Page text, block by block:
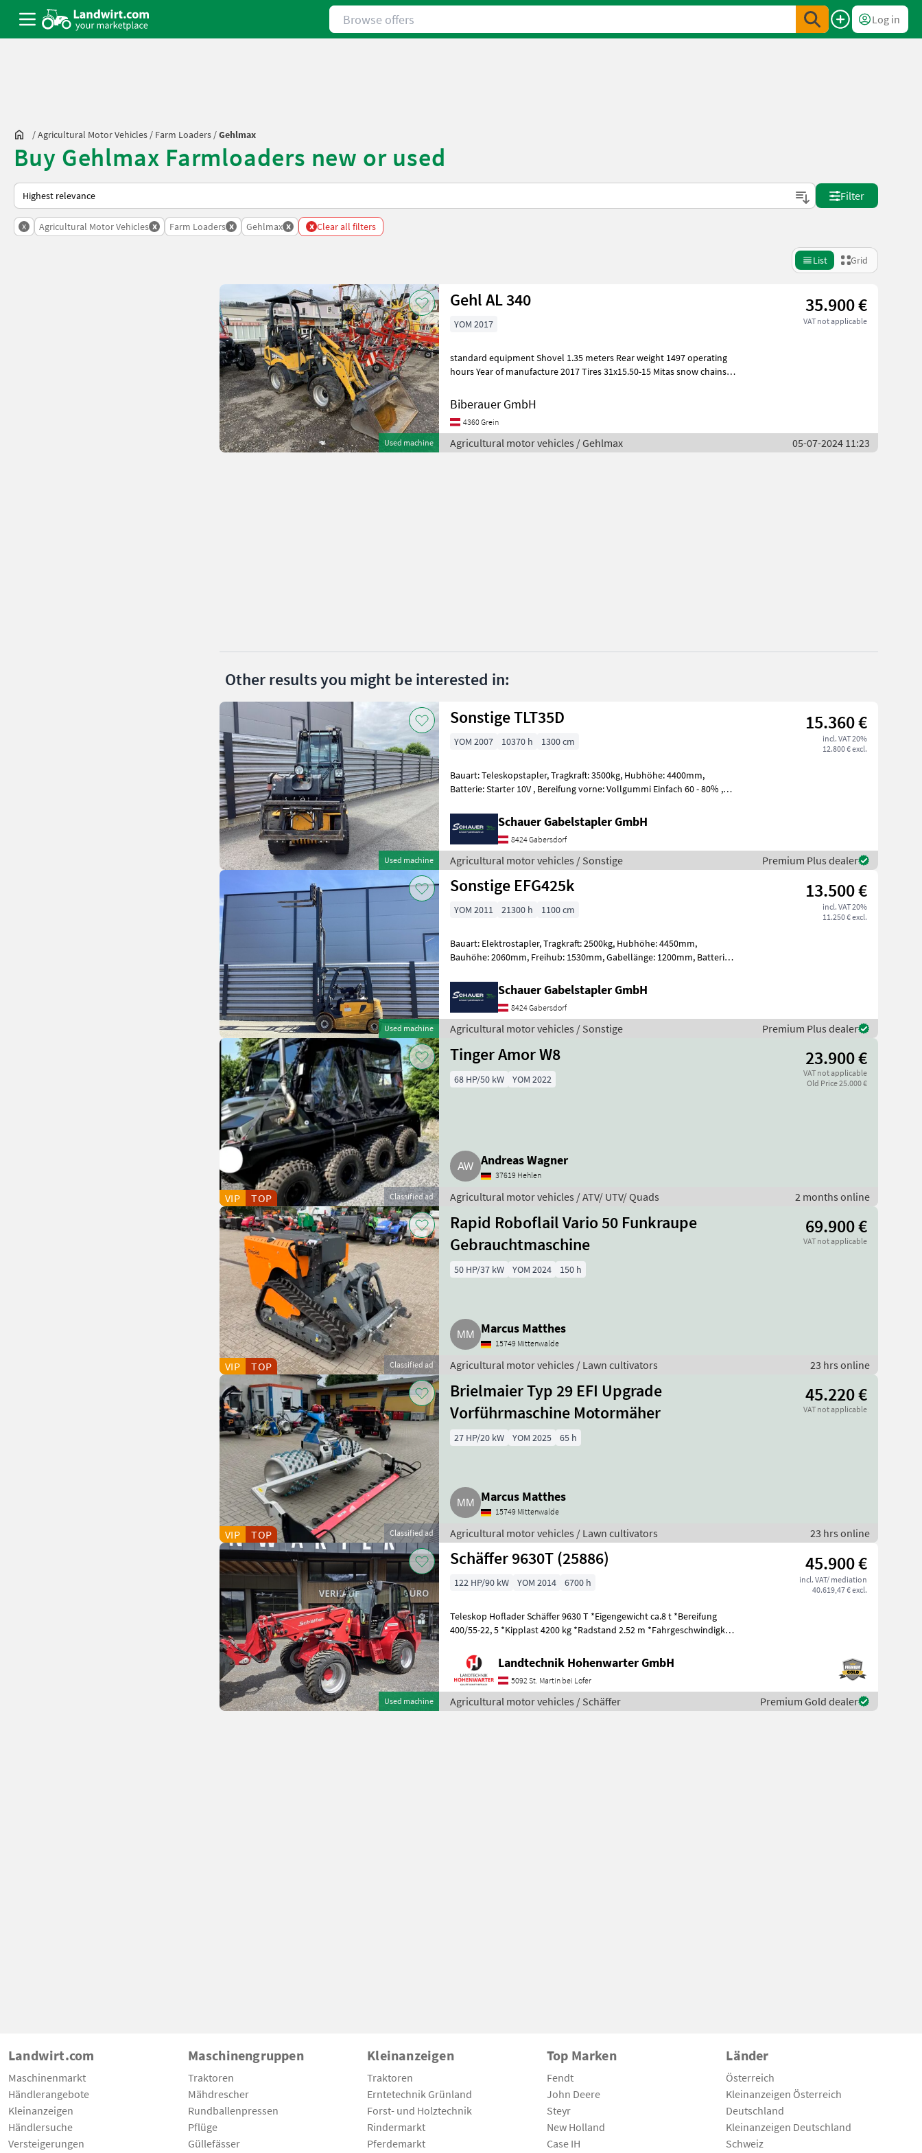
Browse offers
Log in
/Agricultural Motor Vehicles / Farm Loaders /Gehlmax
Buy Gehlmax Farmloaders new or used
This is how sorting works on Landwirt.com
Filter
x Agricultural Motor Vehicles x Farm Loaders x Gehlmax x x Clear all filters
List Grid
Used machine
Gehl AL 340 35.900 €
VAT not applicable
YOM 2017
standard equipment Shovel 1.35 meters Rear weight 1497 operating
hours Year of manufacture 2017 Tires 31x15.50-15 Mitas snow chains
Biberauer GmbH
4360 Grein
Agricultural motor vehicles / Gehlmax 05-07-2024 11:23
Other results you might be interested in:
Used machine
Sonstige TLT35D 15.360 €
incl. VAT 20%
12.800 € excl.
YOM 2007 10370 h 1300 cm
Bauart: Teleskopstapler, Tragkraft: 3500kg, Hubhöhe: 4400mm,
Batterie: Starter 10V , Bereifung vorne: Vollgummi Einfach 60 - 80% ,
Schauer Gabelstapler GmbH
8424 Gabersdorf
Agricultural motor vehicles / Sonstige Premium Plus dealer
Used machine
Sonstige EFG425k 13.500 €
incl. VAT 20%
11.250 € excl.
YOM 2011 21300 h 1100 cm
Bauart: Elektrostapler, Tragkraft: 2500kg, Hubhöhe: 4450mm,
Bauhöhe: 2060mm, Freihub: 1530mm, Gabellänge: 1200mm, Batterie:
Schauer Gabelstapler GmbH
8424 Gabersdorf
Agricultural motor vehicles / Sonstige Premium Plus dealer
Classified ad
VIP TOP
Tinger Amor W8 23.900 €
VAT not applicable
Old Price 25.000 €
68 HP/50 kW YOM 2022
Andreas Wagner
37619 Hehlen
Agricultural motor vehicles / ATV/ UTV/ Quads 2 months online
Classified ad
VIP TOP
Rapid Roboflail Vario 50 Funkraupe
Gebrauchtmaschine
69.900 €
VAT not applicable
50 HP/37 kW YOM 2024 150 h
Marcus Matthes
15749 Mittenwalde
Agricultural motor vehicles / Lawn cultivators 23 hrs online
Classified ad
VIP TOP
Brielmaier Typ 29 EFI Upgrade
Vorführmaschine Motormäher
45.220 €
VAT not applicable
27 HP/20 kW YOM 2025 65 h
Marcus Matthes
15749 Mittenwalde
Agricultural motor vehicles / Lawn cultivators 23 hrs online
Used machine
Schäffer 9630T (25886) 45.900 €
incl. VAT/ mediation
40.619,47 € excl.
122 HP/90 kW YOM 2014 6700 h
Teleskop Hoflader Schäffer 9630 T *Eigengewicht ca.8 t *Bereifung
400/55-22, 5 *Kipplast 4200 kg *Radstand 2.52 m *Fahrgeschwindigkeit
Landtechnik Hohenwarter GmbH
5092 St. Martin bei Lofer
Agricultural motor vehicles / Schäffer Premium Gold dealer
Landwirt.com
Maschinenmarkt
Händlerangebote
Kleinanzeigen
Händlersuche
Versteigerungen
Maschinengruppen
Traktoren
Mähdrescher
Rundballenpressen
Pflüge
Güllefässer
Kleinanzeigen
Traktoren
Erntetechnik Grünland
Forst- und Holztechnik
Rindermarkt
Pferdemarkt
Top Marken
Fendt
John Deere
Steyr
New Holland
Case IH
Länder
Österreich
Kleinanzeigen Österreich
Deutschland
Kleinanzeigen Deutschland
Schweiz